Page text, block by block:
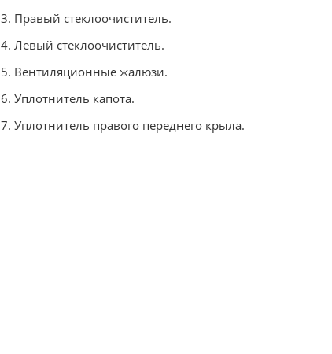
3. Правый стеклоочиститель.
4. Левый стеклоочиститель.
5. Вентиляционные жалюзи.
6. Уплотнитель капота.
7. Уплотнитель правого переднего крыла.